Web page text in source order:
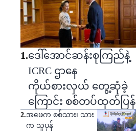
1.ဒေါ်အောင်ဆန်းစုကြည်နဲ့
ICRC ဌာနေ
ကိုယ်စားလှယ် တွေ့ဆုံခဲ့
ကြောင်း စစ်တပ်ထုတ်ပြန်
2.အဖေက စစ်သား၊ သား
က သူပုန်